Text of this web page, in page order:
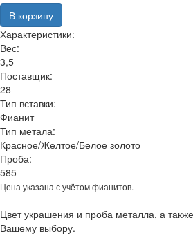
В корзину
Характеристики:
Вес:
3,5
Поставщик:
28
Тип вставки:
Фианит
Тип метала:
Красное/Желтое/Белое золото
Проба:
585
Цена указана с учётом фианитов.
Цвет украшения и проба металла, а
Вашему выбору.